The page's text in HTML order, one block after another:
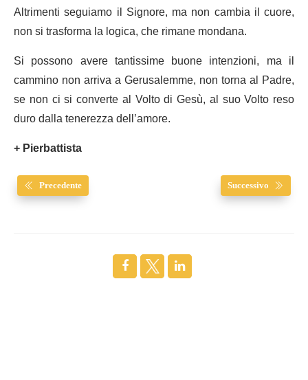
Altrimenti seguiamo il Signore, ma non cambia il cuore,
non si trasforma la logica, che rimane mondana.
Si possono avere tantissime buone intenzioni, ma il
cammino non arriva a Gerusalemme, non torna al Padre,
se non ci si converte al Volto di Gesù, al suo Volto reso
duro dalla tenerezza dell’amore.
+ Pierbattista
Precedente Successivo